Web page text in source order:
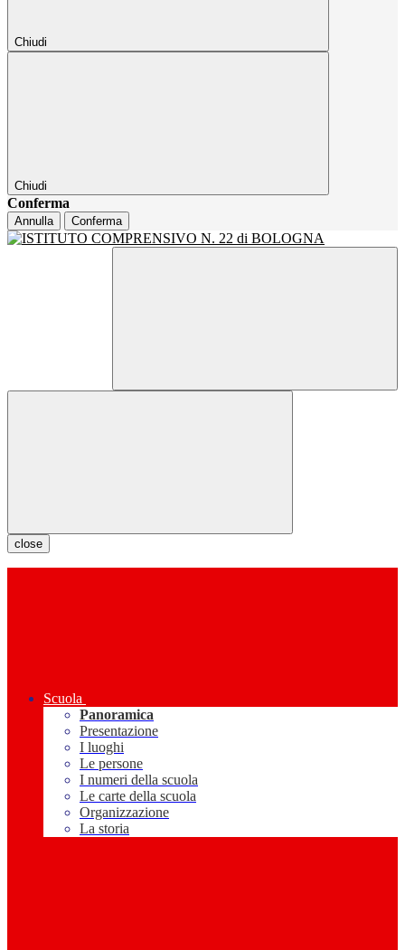
Chiudi
Chiudi
Conferma
Annulla Conferma
close
Scuola
Panoramica
Presentazione
I luoghi
Le persone
I numeri della scuola
Le carte della scuola
Organizzazione
La storia